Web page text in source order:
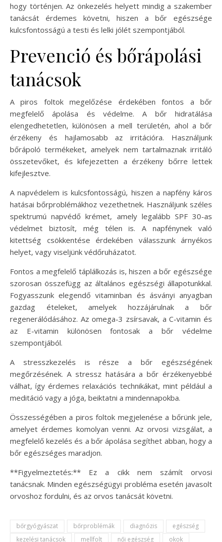
hogy történjen. Az önkezelés helyett mindig a szakember
tanácsát érdemes követni, hiszen a bőr egészsége
kulcsfontosságú a testi és lelki jólét szempontjából.
Prevenció és bőrápolási
tanácsok
A piros foltok megelőzése érdekében fontos a bőr
megfelelő ápolása és védelme. A bőr hidratálása
elengedhetetlen, különösen a mell területén, ahol a bőr
érzékeny és hajlamosabb az irritációra. Használjunk
bőrápoló termékeket, amelyek nem tartalmaznak irritáló
összetevőket, és kifejezetten a érzékeny bőrre lettek
kifejlesztve.
A napvédelem is kulcsfontosságú, hiszen a napfény káros
hatásai bőrproblémákhoz vezethetnek. Használjunk széles
spektrumú napvédő krémet, amely legalább SPF 30-as
védelmet biztosít, még télen is. A napfénynek való
kitettség csökkentése érdekében válasszunk árnyékos
helyet, vagy viseljünk védőruházatot.
Fontos a megfelelő táplálkozás is, hiszen a bőr egészsége
szorosan összefügg az általános egészségi állapotunkkal.
Fogyasszunk elegendő vitaminban és ásványi anyagban
gazdag ételeket, amelyek hozzájárulnak a bőr
regenerálódásához. Az omega-3 zsírsavak, a C-vitamin és
az E-vitamin különösen fontosak a bőr védelme
szempontjából.
A stresszkezelés is része a bőr egészségének
megőrzésének. A stressz hatására a bőr érzékenyebbé
válhat, így érdemes relaxációs technikákat, mint például a
meditáció vagy a jóga, beiktatni a mindennapokba.
Összességében a piros foltok megjelenése a bőrünk jele,
amelyet érdemes komolyan venni. Az orvosi vizsgálat, a
megfelelő kezelés és a bőr ápolása segíthet abban, hogy a
bőr egészséges maradjon.
**Figyelmeztetés:** Ez a cikk nem számít orvosi
tanácsnak. Minden egészségügyi probléma esetén javasolt
orvoshoz fordulni, és az orvos tanácsát követni.
bőrgyógyászat bőrproblémák diagnózis
egészség
kezelési tanácsok
mellfolt női egészség okok